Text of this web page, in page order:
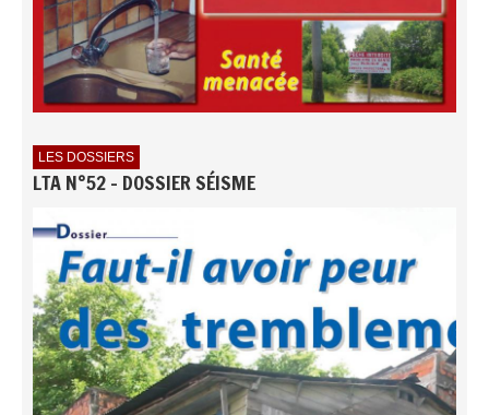
LES DOSSIERS
LTA N°52 - DOSSIER SÉISME